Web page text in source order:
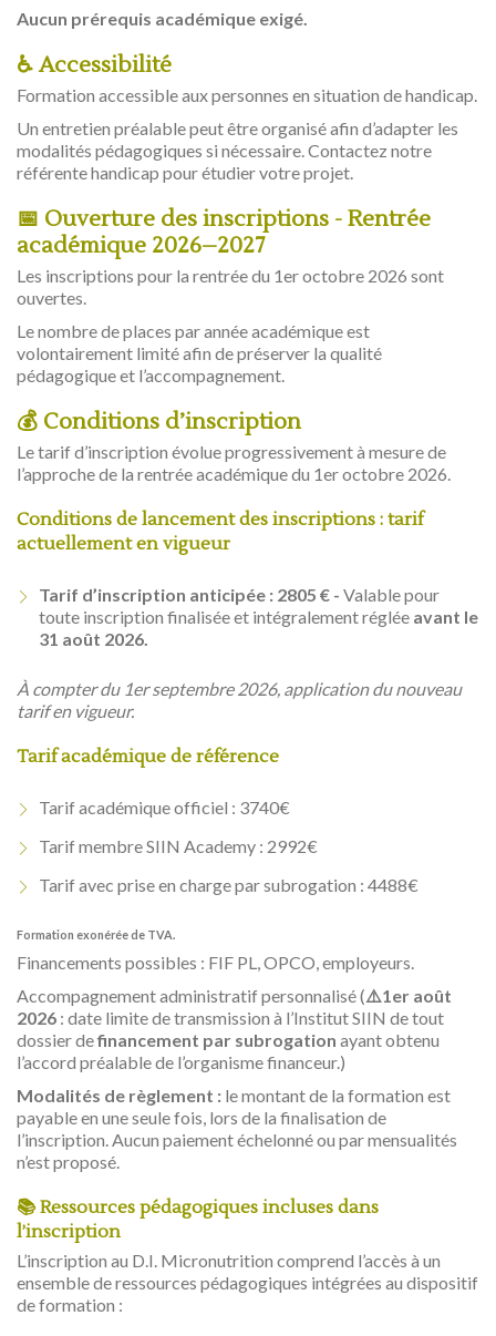
Aucun prérequis académique exigé.
♿ Accessibilité
Formation accessible aux personnes en situation de handicap.
Un entretien préalable peut être organisé afin d’adapter les
modalités pédagogiques si nécessaire. Contactez notre
référente handicap pour étudier votre projet.
📅 Ouverture des inscriptions - Rentrée
académique 2026–2027
Les inscriptions pour la rentrée du 1er octobre 2026 sont
ouvertes.
Le nombre de places par année académique est
volontairement limité afin de préserver la qualité
pédagogique et l’accompagnement.
💰 Conditions d’inscription
Le tarif d’inscription évolue progressivement à mesure de
l’approche de la rentrée académique du 1er octobre 2026.
Conditions de lancement des inscriptions : tarif
actuellement en vigueur
Tarif d’inscription anticipée : 2805 € - Valable pour
toute inscription finalisée et intégralement réglée avant le
31 août 2026.
À compter du 1er septembre 2026, application du nouveau
tarif en vigueur.
Tarif académique de référence
Tarif académique officiel : 3740€
Tarif membre SIIN Academy : 2992€
Tarif avec prise en charge par subrogation : 4488€
Formation exonérée de TVA.
Financements possibles : FIF PL, OPCO, employeurs.
Accompagnement administratif personnalisé (⚠️1er août
2026 : date limite de transmission à l’Institut SIIN de tout
dossier definancement par subrogation ayant obtenu
l’accord préalable de l’organisme financeur.)
Modalités de règlement : le montant de la formation est
payable en une seule fois, lors de la finalisation de
l’inscription. Aucun paiement échelonné ou par mensualités
n’est proposé.
📚 Ressources pédagogiques incluses dans
l’inscription
L’inscription au D.I. Micronutrition comprend l’accès à un
ensemble de ressources pédagogiques intégrées au dispositif
de formation :